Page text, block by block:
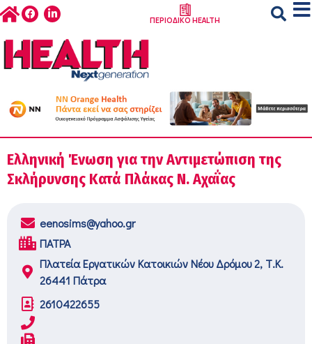
ΠΕΡΙΟΔΙΚΟ HEALTH
Ελληνική Ένωση για την Αντιμετώπιση της
Σκλήρυνσης Κατά Πλάκας Ν. Αχαΐας
eenosims@yahoo.gr
ΠΑΤΡΑ
Πλατεία Εργατικών Κατοικιών Νέου Δρόμου 2, Τ.Κ.
26441 Πάτρα
2610422655